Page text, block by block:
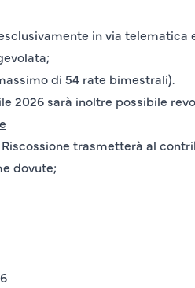
in via telematica
di 54 rate bimestrali).
2026sarà inoltre possibile
Riscossione trasmetterà al
dovute;